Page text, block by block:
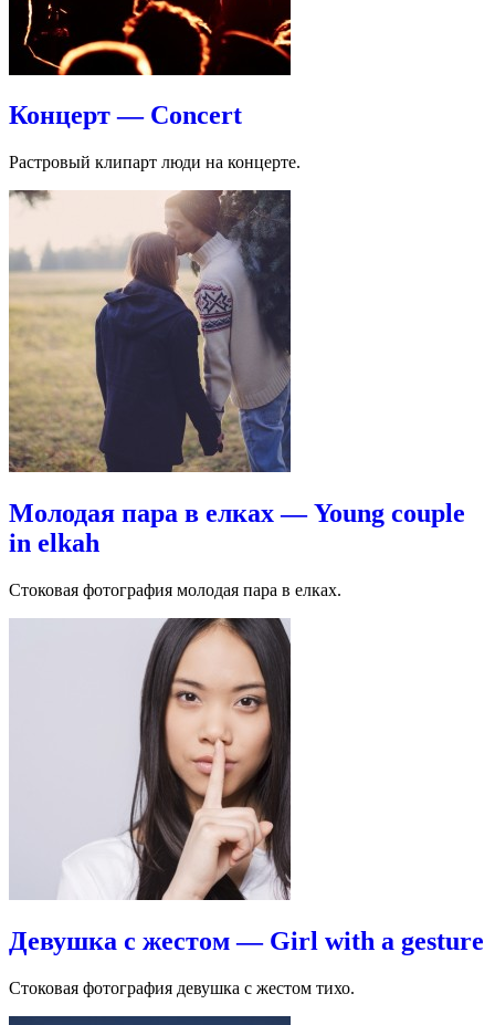
Концерт — Concert
Растровый клипарт люди на концерте.
Молодая пара в елках — Young couple
in elkah
Стоковая фотография молодая пара в елках.
Девушка с жестом — Girl with a gesture
Стоковая фотография девушка с жестом тихо.